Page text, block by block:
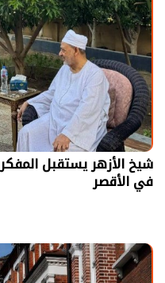
شيخ الأزهر يستقبل
في الأقصر